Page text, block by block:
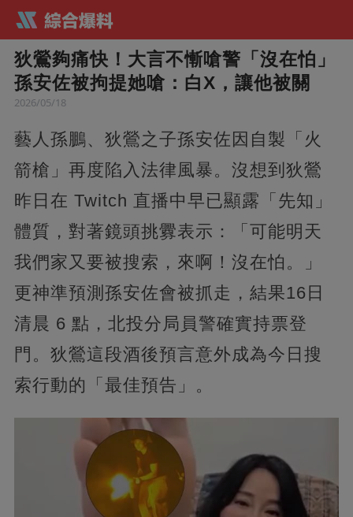
狄鶯夠痛快！大言不慚嗆警「沒在怕」
孫安佐被拘提她嗆：白X，讓他被關
2026/05/18
藝人孫鵬、狄鶯之子孫安佐因自製「火
箭槍」再度陷入法律風暴。沒想到狄鶯
昨日在 Twitch 直播中早已顯露「先知」
體質，對著鏡頭挑釁表示：「可能明天
我們家又要被搜索，來啊！沒在怕。」
更神準預測孫安佐會被抓走，結果16日
清晨 6 點，北投分局員警確實持票登
門。狄鶯這段酒後預言意外成為今日搜
索行動的「最佳預告」。